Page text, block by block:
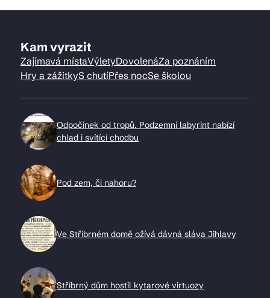
Kam vyrazit
Zajímavá místaVýletyDovolenáZa poznáním
Hry a zážitkyS chutíPřes nocSe školou
Odpočinek od tropů. Podzemní labyrint nabízí
chlad i svítící chodbu
Pod zem, či nahoru?
Ve Stříbrném domě ožívá dávná sláva Jihlavy
Stříbrný dům hostil kytarové virtuozy